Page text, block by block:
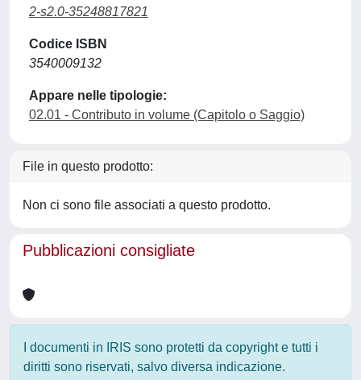
2-s2.0-35248817821
Codice ISBN
3540009132
Appare nelle tipologie:
02.01 - Contributo in volume (Capitolo o Saggio)
File in questo prodotto:
Non ci sono file associati a questo prodotto.
Pubblicazioni consigliate
I documenti in IRIS sono protetti da copyright e tutti i
diritti sono riservati, salvo diversa indicazione.